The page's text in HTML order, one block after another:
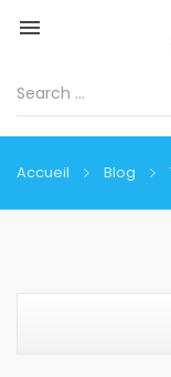

Accueil Blog